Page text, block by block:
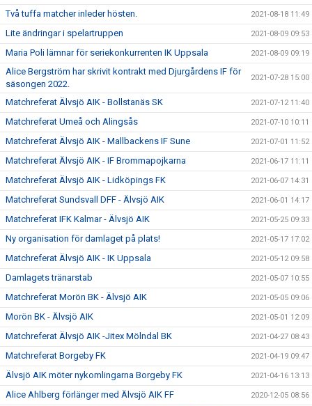
Två tuffa matcher inleder hösten. 2021-08-18 11:49
Lite ändringar i spelartruppen 2021-08-09 09:53
Maria Poli lämnar för seriekonkurrenten IK Uppsala 2021-08-09 09:19
Alice Bergström har skrivit kontrakt med Djurgårdens IF för
säsongen 2022.
2021-07-28 15:00
Matchreferat Älvsjö AIK - Bollstanäs SK 2021-07-12 11:40
Matchreferat Umeå och Alingsås 2021-07-10 10:11
Matchreferat Älvsjö AIK - Mallbackens IF Sune 2021-07-01 11:52
Matchreferat Älvsjö AIK - IF Brommapojkarna 2021-06-17 11:11
Matchreferat Älvsjö AIK - Lidköpings FK 2021-06-07 14:31
Matchreferat Sundsvall DFF - Älvsjö AIK 2021-06-01 14:17
Matchreferat IFK Kalmar - Älvsjö AIK 2021-05-25 09:33
Ny organisation för damlaget på plats! 2021-05-17 17:02
Matchreferat Älvsjö AIK - IK Uppsala 2021-05-12 09:58
Damlagets tränarstab 2021-05-07 10:55
Matchreferat Morön BK - Älvsjö AIK 2021-05-05 09:06
Morön BK - Älvsjö AIK 2021-05-01 12:09
Matchreferat Älvsjö AIK -Jitex Mölndal BK 2021-04-27 08:43
Matchreferat Borgeby FK 2021-04-19 09:47
Älvsjö AIK möter nykomlingarna Borgeby FK 2021-04-16 13:13
Alice Ahlberg förlänger med Älvsjö AIK FF 2020-12-05 08:56